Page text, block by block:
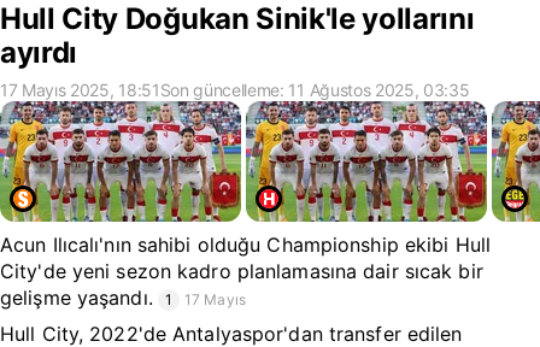
Hull City Doğukan Sinik'le yollarını
ayırdı
17 Mayıs 2025, 18:51Son güncelleme: 11 Ağustos 2025, 03:35
Acun Ilıcalı'nın sahibi olduğu Championship ekibi Hull
City'de yeni sezon kadro planlamasına dair sıcak bir
gelişme yaşandı.
1 17 Mayıs
Hull City, 2022'de Antalyaspor'dan transfer edilen